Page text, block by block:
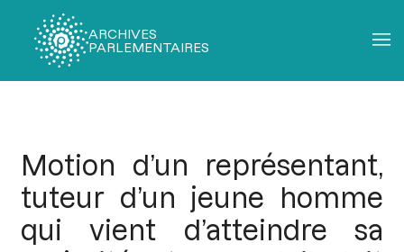
ARCHIVES
PARLEMENTAIRES
Motion d’un représentant,
tuteur d’un jeune homme
qui vient d’atteindre sa